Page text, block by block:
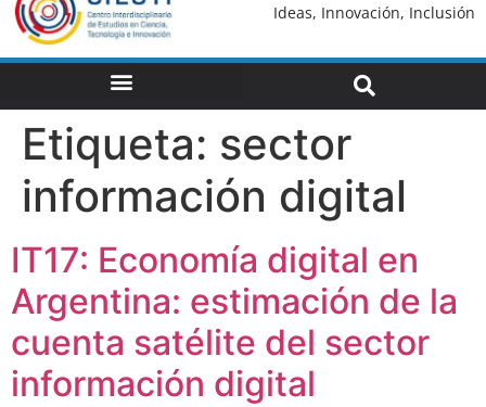
Ideas, Innovación, Inclusión
Etiqueta: sector
información digital
IT17: Economía digital en
Argentina: estimación de la
cuenta satélite del sector
información digital